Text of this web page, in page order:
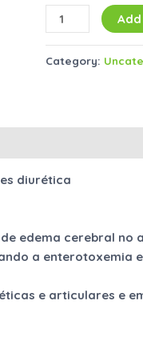
Category:
diurética
edema cerebral
a enterotoxemia
e articulares e